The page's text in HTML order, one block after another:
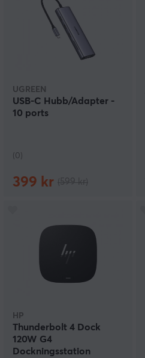
UGREEN
USB-C Hubb/Adapter -
10 ports
(0)
399 kr
HP
Thunderbolt 4 Dock
120W G4
Dockningsstation